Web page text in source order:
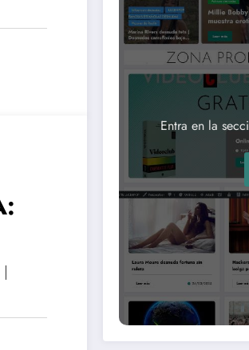
|
Entra en la